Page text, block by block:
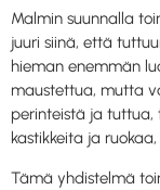
Malmin suunnalla
juuri siinä, että
hieman enemmän
maustettua, mutta
perinteistä ja tuttua,
kastikkeita ja
Tämä yhdistelmä